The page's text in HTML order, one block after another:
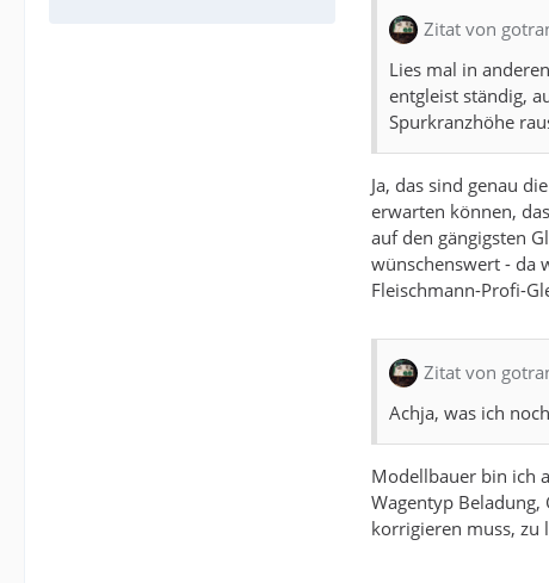
Zitat von
Lies mal in
entgleist ständig,
Spurkranzhöhe
Ja, das sind genau
erwarten können,
auf den gängigsten
wünschenswert - da
Fleischmann-Profi-
Zitat von
Achja, was ich
Modellbauer bin ich
Wagentyp
korrigieren muss, zu